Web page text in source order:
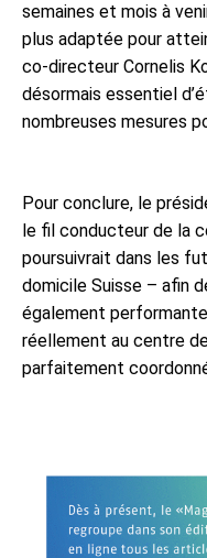
semaines et mois à
plus adaptée pour
co-directeur Cornelis
désormais essentiel
nombreuses mesures
Pour conclure, le
le fil conducteur de la
poursuivrait dans les
domicile Suisse – afin
également
réellement au centre
parfaitement